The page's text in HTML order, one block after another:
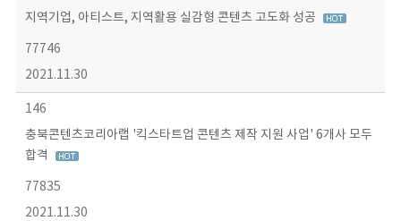
지역기업, 아티스트, 지역활용 실감형 콘텐츠 고도화 성공
77746
2021.11.30
146
충북콘텐츠코리아랩 '킥스타트업 콘텐츠 제작 지원 사업' 6개사 모두
합격
77835
2021.11.30